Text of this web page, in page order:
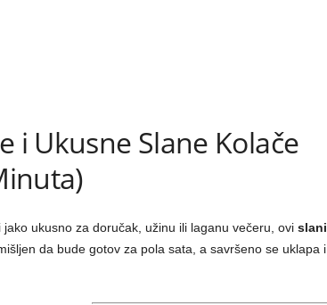
i Ukusne Slane Kolače
ukusno za doručak, užinu ili laganu večeru, ovi slani
da bude gotov za pola sata, a savršeno se uklapa i